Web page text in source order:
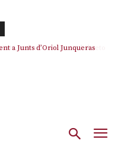
amb un atac frontal al retorn